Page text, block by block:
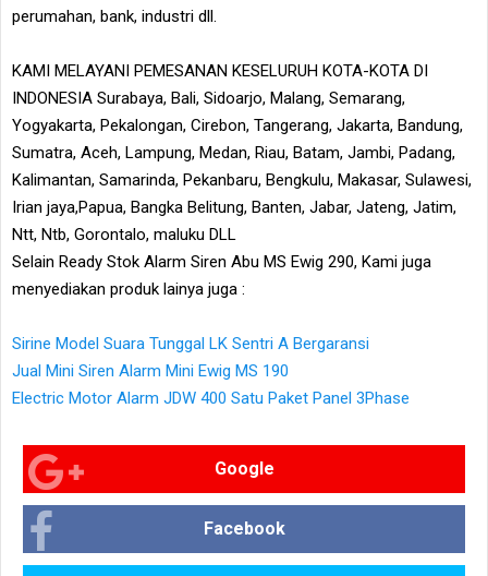
perumahan, bank, industri dll.
KAMI MELAYANI PEMESANAN KESELURUH KOTA-KOTA DI
INDONESIA Surabaya, Bali, Sidoarjo, Malang, Semarang,
Yogyakarta, Pekalongan, Cirebon, Tangerang, Jakarta, Bandung,
Sumatra, Aceh, Lampung, Medan, Riau, Batam, Jambi, Padang,
Kalimantan, Samarinda, Pekanbaru, Bengkulu, Makasar, Sulawesi,
Irian jaya,Papua, Bangka Belitung, Banten, Jabar, Jateng, Jatim,
Ntt, Ntb, Gorontalo, maluku DLL
Selain Ready Stok Alarm Siren Abu MS Ewig 290, Kami juga
menyediakan produk lainya juga :
Sirine Model Suara Tunggal LK Sentri A Bergaransi
Jual Mini Siren Alarm Mini Ewig MS 190
Electric Motor Alarm JDW 400 Satu Paket Panel 3Phase
Google
Facebook